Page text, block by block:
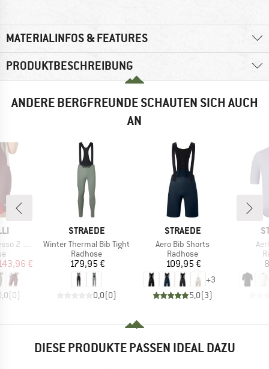
MATERIALINFOS & FEATURES
PRODUKTBESCHREIBUNG
ANDERE BERGFREUNDE SCHAUTEN SICH AUCH
AN
Preis
€
(0)
MARKE
STRAEDE
Artikel
Winter Thermal Bib Tight
Produktgruppe
Radhose
Preis
179,95 €
0,0(0)
MARKE
STRAEDE
Artikel
Aero Bib Shorts
Produktgruppe
Radhose
Preis
109,95 €
+3
5,0(3)
DIESE PRODUKTE PASSEN IDEAL DAZU